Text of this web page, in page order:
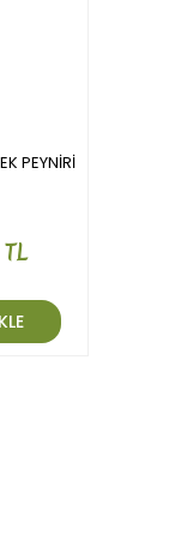
PEYNİRİ